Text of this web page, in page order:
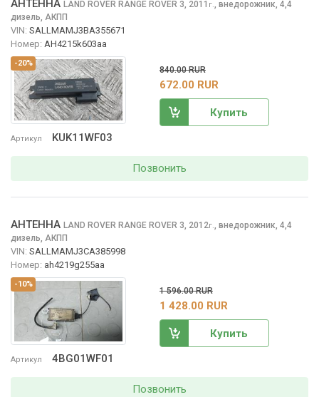
-20%
Артикул KUK11WF03
АНТЕННА LAND ROVER RANGE ROVER 3, 2011 г., внедорожник, 4,4
дизель, АКПП
VIN: SALLMAMJ3BA355671
Номер: AH4215k603aa
840.00 RUR
672.00 RUR
Купить
Позвонить
-10%
Артикул 4BG01WF01
АНТЕННА LAND ROVER RANGE ROVER 3, 2012г., внедорожник, 4,4
дизель, АКПП
VIN: SALLMAMJ3CA385998
Номер: ah4219g255aa
1 596.00 RUR
1 428.00 RUR
Купить
Позвонить